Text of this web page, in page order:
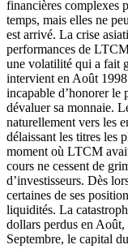
financières complexes
temps, mais elles ne
est arrivé. La crise
performances de
une volatilité qui a fait
intervient en Août
incapable d’honorer le
dévaluer sa monnaie.
naturellement vers les
délaissant les titres les
moment où LTCM
cours ne cessent de
d’investisseurs. Dès
certaines de ses
liquidités. La
dollars perdus en
Septembre, le capital